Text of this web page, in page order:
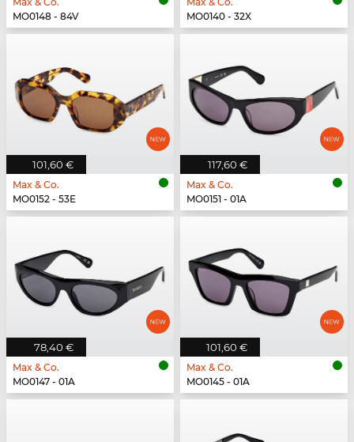
MO0148 - 84V
MO0140 - 32X
101,60 €
Max & Co.
MO0152 - 53E
117,60 €
Max & Co.
MO0151 - 01A
78,40 €
Max & Co.
MO0147 - 01A
101,60 €
Max & Co.
MO0145 - 01A